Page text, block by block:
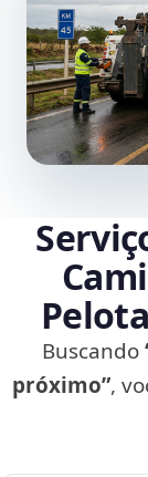
Buscando
próximo”,